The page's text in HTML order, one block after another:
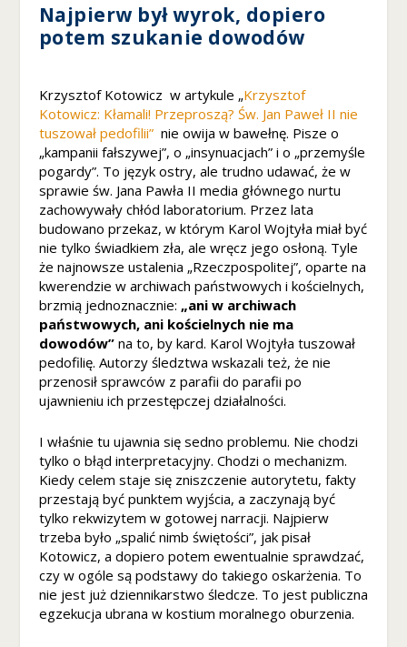
Najpierw był wyrok, dopiero
potem szukanie dowodów
Krzysztof Kotowicz w artykule „Krzysztof
Kotowicz: Kłamali! Przeproszą? Św. Jan Paweł II nie
tuszował pedofilii” nie owija w bawełnę. Pisze o
„kampanii fałszywej”, o „insynuacjach” i o „przemyśle
pogardy”. To język ostry, ale trudno udawać, że w
sprawie św. Jana Pawła II media głównego nurtu
zachowywały chłód laboratorium. Przez lata
budowano przekaz, w którym Karol Wojtyła miał być
nie tylko świadkiem zła, ale wręcz jego osłoną. Tyle
że najnowsze ustalenia „Rzeczpospolitej”, oparte na
kwerendzie w archiwach państwowych i kościelnych,
brzmią jednoznacznie: „ani w archiwach
państwowych, ani kościelnych nie ma
dowodów”na to, by kard. Karol Wojtyła tuszował
pedofilię. Autorzy śledztwa wskazali też, że nie
przenosił sprawców z parafii do parafii po
ujawnieniu ich przestępczej działalności.
I właśnie tu ujawnia się sedno problemu. Nie chodzi
tylko o błąd interpretacyjny. Chodzi o mechanizm.
Kiedy celem staje się zniszczenie autorytetu, fakty
przestają być punktem wyjścia, a zaczynają być
tylko rekwizytem w gotowej narracji. Najpierw
trzeba było „spalić nimb świętości”, jak pisał
Kotowicz, a dopiero potem ewentualnie sprawdzać,
czy w ogóle są podstawy do takiego oskarżenia. To
nie jest już dziennikarstwo śledcze. To jest publiczna
egzekucja ubrana w kostium moralnego oburzenia.
n
al
ś
ć
i
u
kt
u
r
ę
st
r
o
n
y
in
t
e
n
e
w
ej
,
n
a
p
o